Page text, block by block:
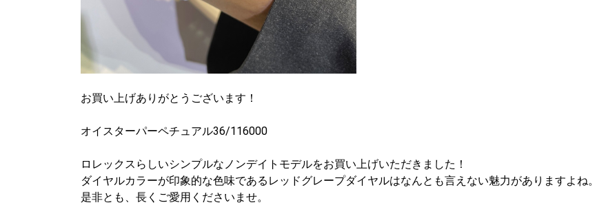
お買い上げありがとうございます！
オイスターパーペチュアル36/116000
ロレックスらしいシンプルなノンデイトモデルをお買い上げいただきました！
ダイヤルカラーが印象的な色味であるレッドグレープダイヤルはなんとも言えない魅力がありますよね。
是非とも、長くご愛用くださいませ。